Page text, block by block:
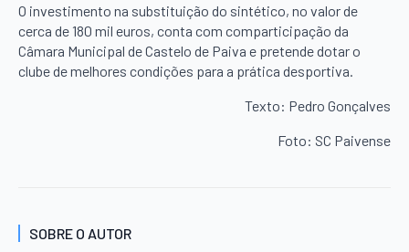
O investimento na substituição do sintético, no valor de
cerca de 180 mil euros, conta com comparticipação da
Câmara Municipal de Castelo de Paiva e pretende dotar o
clube de melhores condições para a prática desportiva.
Texto: Pedro Gonçalves
Foto: SC Paivense
SOBRE O AUTOR